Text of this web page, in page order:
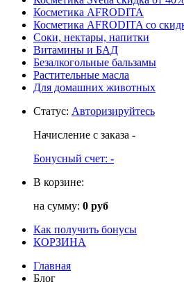
Косметика AFRODITA
Косметика AFRODITA со
Соки, нектары, напитки
Витамины и БАД
Безалкогольные бальзамы
Растительные масла
Для домашних животных
Статус: Авторизируйтесь
Начисление с заказа -
Бонусный счет: -
В корзине:
на сумму: 0 руб
Как получить бонусы
КОРЗИНА
Главная
Блог